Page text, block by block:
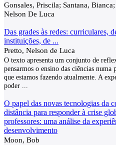
Gonsales, Priscila; Santana,
Nelson De Luca
Das grades às redes: curriculares,
instituições, de ...
Pretto, Nelson de Luca
O texto apresenta um conjunto de
pensarmos o ensino das ciências
que estamos fazendo atualmente. A
poder
O papel das novas tecnologias da
distância para responder à crise
professores: uma análise da
desenvolvimento
Moon, Bob